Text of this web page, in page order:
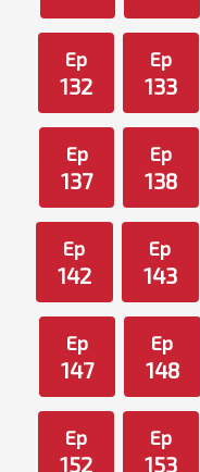
Ep
132
Ep
133
Ep
137
Ep
138
Ep
142
Ep
143
Ep
147
Ep
148
Ep
152
Ep
153